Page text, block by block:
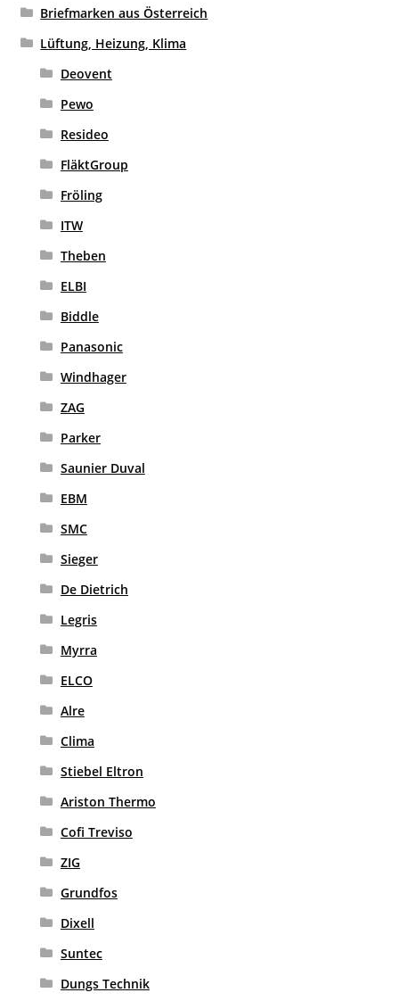
Briefmarken aus Österreich
Lüftung, Heizung, Klima
Deovent
Pewo
Resideo
FläktGroup
Fröling
ITW
Theben
ELBI
Biddle
Panasonic
Windhager
ZAG
Parker
Saunier Duval
EBM
SMC
Sieger
De Dietrich
Legris
Myrra
ELCO
Alre
Clima
Stiebel Eltron
Ariston Thermo
Cofi Treviso
ZIG
Grundfos
Dixell
Suntec
Dungs Technik